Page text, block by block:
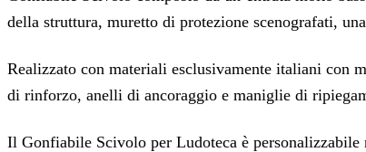
della struttura, muretto di protezione scenografati,
Realizzato con materiali esclusivamente italiani con
di rinforzo, anelli di ancoraggio e maniglie di
Il Gonfiabile Scivolo per Ludoteca è